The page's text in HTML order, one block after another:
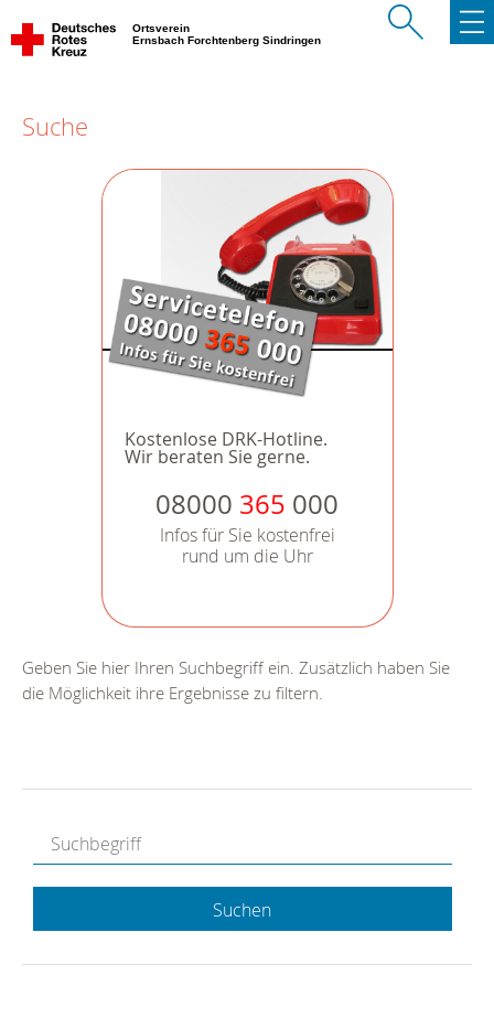
Ortsverein
Ernsbach Forchtenberg Sindringen
Suche
Kostenlose DRK-Hotline.
Wir beraten Sie gerne.
08000 365 000
Infos für Sie kostenfrei
rund um die Uhr
Geben Sie hier Ihren Suchbegriff ein. Zusätzlich haben Sie
die Möglichkeit ihre Ergebnisse zu filtern.
Suchen